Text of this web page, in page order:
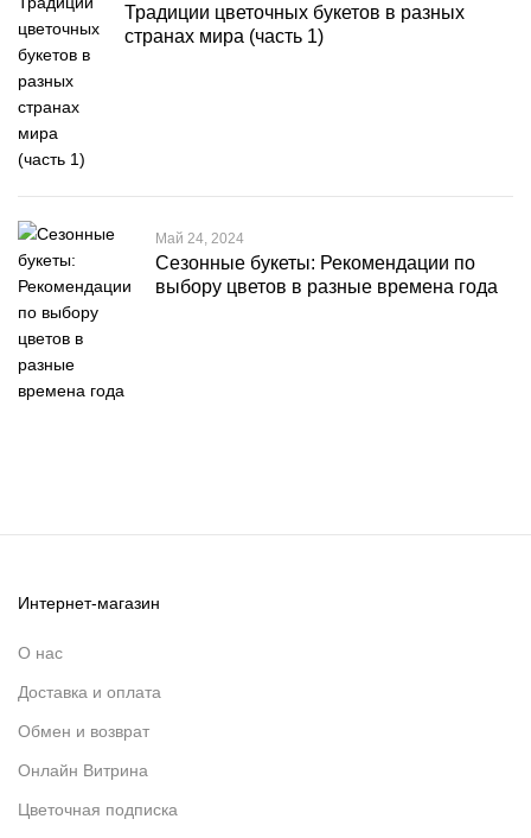
Традиции цветочных букетов в разных
странах мира (часть 1)
Май 24, 2024
Сезонные букеты: Рекомендации по
выбору цветов в разные времена года
Интернет-магазин
О нас
Доставка и оплата
Обмен и возврат
Онлайн Витрина
Цветочная подписка